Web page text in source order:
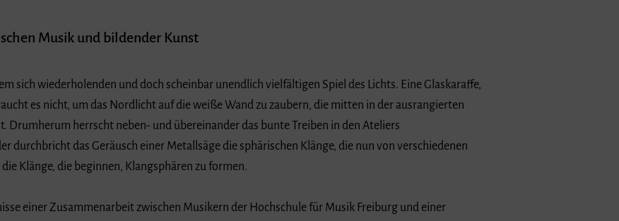
Musik und bildender Kunst
sich wiederholenden und doch scheinbar unendlich vielfältigen Spiel des Lichts. Eine Glaskaraffe,
es nicht, um das Nordlicht auf die weiße Wand zu zaubern, die mitten in der ausrangierten
Drumherum herrscht neben- und übereinander das bunte Treiben in den Ateliers
durchbricht das Geräusch einer Metallsäge die sphärischen Klänge, die nun von verschiedenen
Klänge, die beginnen, Klangsphären zu formen.
einer Zusammenarbeit zwischen Musikern der Hochschule für Musik Freiburg und einer